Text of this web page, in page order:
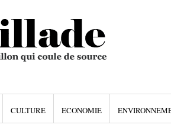
CULTURE ECONOMIE